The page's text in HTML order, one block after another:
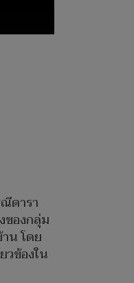
ดารา
ของกลุ่ม
น โดย
ข้องใน